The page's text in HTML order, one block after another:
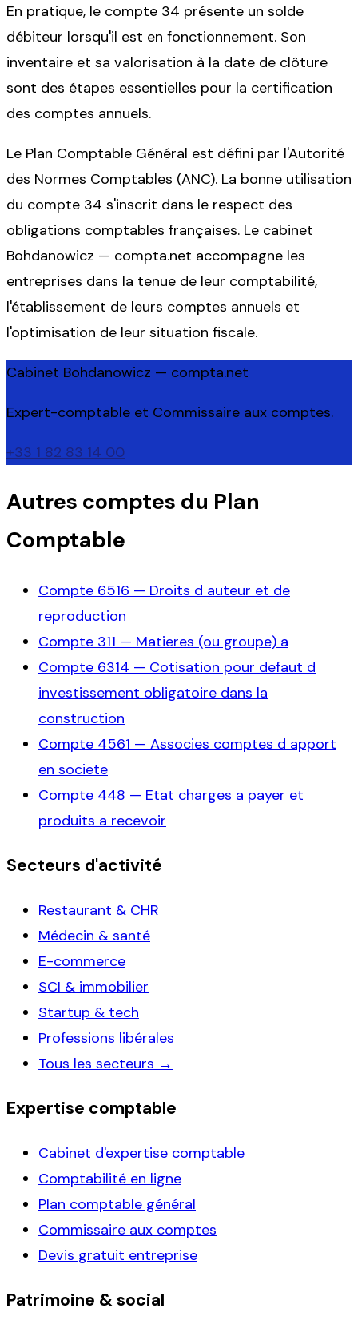
En pratique, le compte 34 présente un solde
débiteur lorsqu'il est en fonctionnement. Son
inventaire et sa valorisation à la date de clôture
sont des étapes essentielles pour la certification
des comptes annuels.
Le Plan Comptable Général est défini par l'Autorité
des Normes Comptables (ANC). La bonne utilisation
du compte 34 s'inscrit dans le respect des
obligations comptables françaises. Le cabinet
Bohdanowicz — compta.net accompagne les
entreprises dans la tenue de leur comptabilité,
l'établissement de leurs comptes annuels et
l'optimisation de leur situation fiscale.
Cabinet Bohdanowicz — compta.net
Expert-comptable et Commissaire aux comptes.
+33 1 82 83 14 00
Autres comptes du Plan
Comptable
Compte 6516 — Droits d auteur et de
reproduction
Compte 311 — Matieres (ou groupe) a
Compte 6314 — Cotisation pour defaut d
investissement obligatoire dans la
construction
Compte 4561 — Associes comptes d apport
en societe
Compte 448 — Etat charges a payer et
produits a recevoir
Secteurs d'activité
Restaurant & CHR
Médecin & santé
E-commerce
SCI & immobilier
Startup & tech
Professions libérales
Tous les secteurs →
Expertise comptable
Cabinet d'expertise comptable
Comptabilité en ligne
Plan comptable général
Commissaire aux comptes
Devis gratuit entreprise
Patrimoine & social